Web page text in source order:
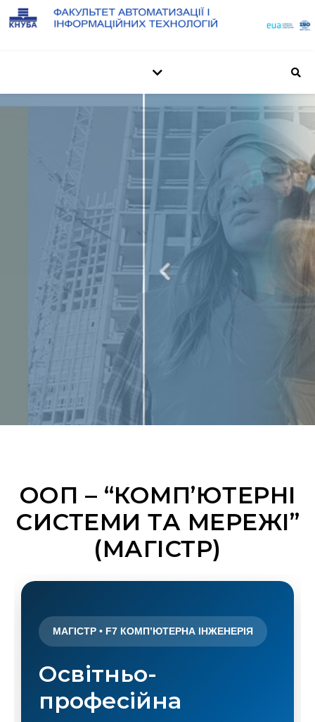
ООП – “КОМП’ЮТЕРНІ
СИСТЕМИ ТА МЕРЕЖІ”
(МАГІСТР)
МАГІСТР • F7 КОМП’ЮТЕРНА ІНЖЕНЕРІЯ
Освітньо-
професійна